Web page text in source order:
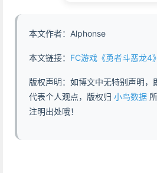
本文作者：Alphonse
本文链接： FC游戏《勇者斗恶龙4》攻略 - https://
版权声明：如博文中无特别声明，
代表个人观点，版权归 小鸟数据
注明出处哦！